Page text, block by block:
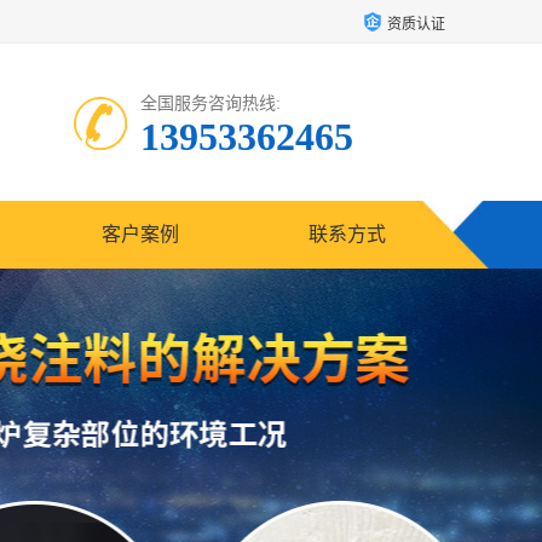
资质认证
全国服务咨询热线:
13953362465
客户案例 联系方式